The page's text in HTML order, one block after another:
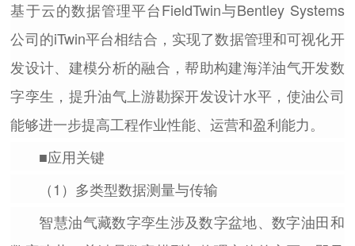
基于云的数据管理平台FieldTwin与Bentley Systems
公司的iTwin平台相结合，实现了数据管理和可视化开
发设计、建模分析的融合，帮助构建海洋油气开发数
字孪生，提升油气上游勘探开发设计水平，使油公司
能够进一步提高工程作业性能、运营和盈利能力。
■应用关键
（1）多类型数据测量与传输
智慧油气藏数字孪生涉及数字盆地、数字油田和